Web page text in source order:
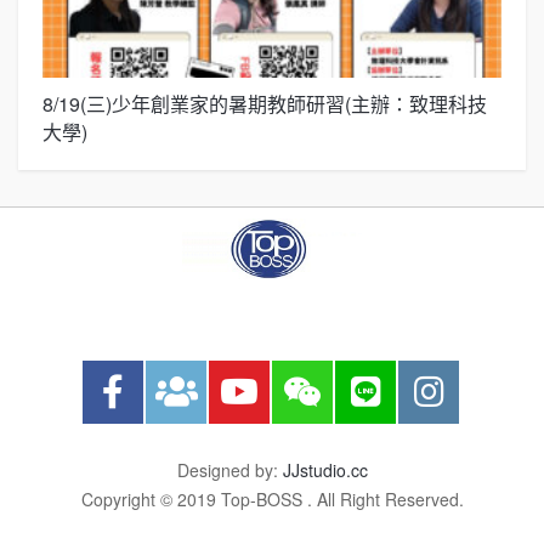
8/19(三)少年創業家的暑期教師研習(主辦：致理科技
大學)
Designed by: JJstudio.cc
Copyright © 2019 Top-BOSS . All Right Reserved.